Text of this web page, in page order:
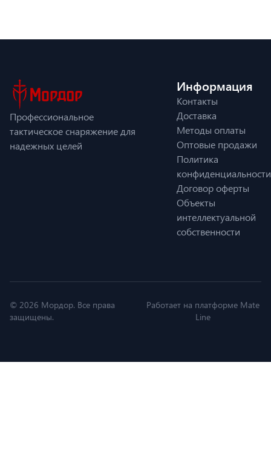
Профессиональное
тактическое снаряжение для
надежных целей
Информация
Контакты
Доставка
Методы оплаты
Оптовые продажи
Политика
конфиденциальности
Договор оферты
Объекты
интеллектуальной
собственности
© 2026 Мордор. Все права
защищены.
Работает на платформе Mate
Line